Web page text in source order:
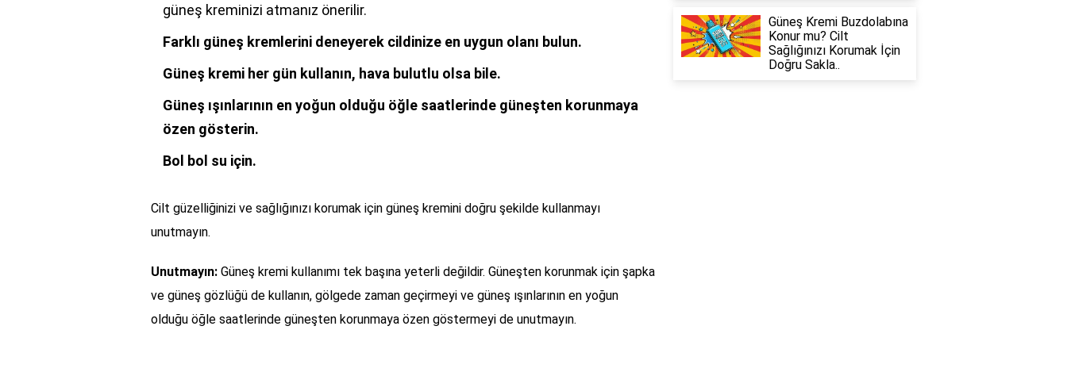
güneş kreminizi atmanız önerilir.
Farklı güneş kremlerini deneyerek cildinize en uygun olanı bulun.
Güneş kremi her gün kullanın, hava bulutlu olsa bile.
Güneş ışınlarının en yoğun olduğu öğle saatlerinde güneşten korunmaya
özen gösterin.
Bol bol su için.
Cilt güzelliğinizi ve sağlığınızı korumak için güneş kremini doğru şekilde kullanmayı
unutmayın.
Unutmayın: Güneş kremi kullanımı tek başına yeterli değildir. Güneşten korunmak için şapka
ve güneş gözlüğü de kullanın, gölgede zaman geçirmeyi ve güneş ışınlarının en yoğun
olduğu öğle saatlerinde güneşten korunmaya özen göstermeyi de unutmayın.
Güneş Kremi Buzdolabına
Konur mu? Cilt
Sağlığınızı Korumak İçin
Doğru Sakla..